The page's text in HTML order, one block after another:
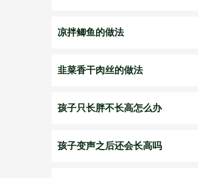
凉拌鲫鱼的做法
韭菜香干肉丝的做法
孩子只长胖不长高怎么办
孩子变声之后还会长高吗